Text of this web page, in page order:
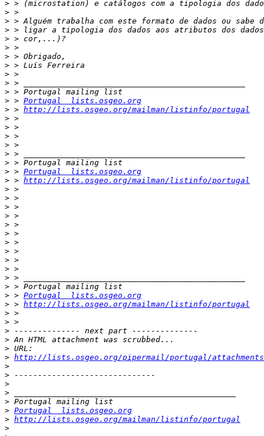
>
>
>
>
>
>
>
>
>
>
>
> > Portugal  lists.osgeo.org
> > http://lists.osgeo.org/mailman/listinfo/portugal
>
>
>
>
>
>
> > Portugal  lists.osgeo.org
> > http://lists.osgeo.org/mailman/listinfo/portugal
>
>
>
>
>
>
>
>
>
>
>
>
> > Portugal  lists.osgeo.org
> > http://lists.osgeo.org/mailman/listinfo/portugal
>
>
>
>
>
> http://lists.osgeo.org/pipermail/portugal/attachments/
>
>
>
>
>
> Portugal  lists.osgeo.org
> http://lists.osgeo.org/mailman/listinfo/portugal
>